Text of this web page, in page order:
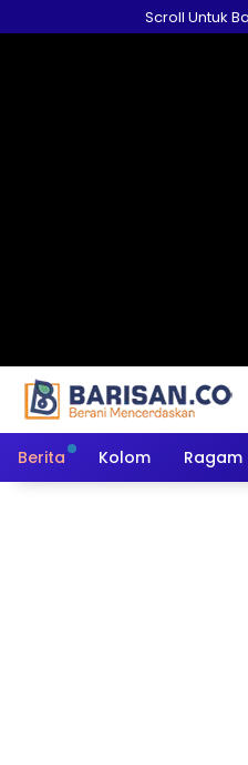
ke
Scroll Untuk
Berita Kolom Ragam